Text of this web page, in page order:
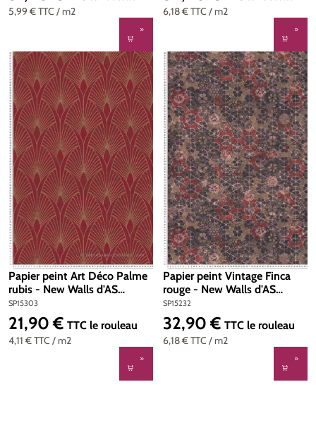
5,99 €TTC / m2 6,18 €TTC / m2
Papier peint Art Déco Palme
rubis - New Walls d'AS
Création | Réf. SP15303
SP15303
4,11 €TTC / m2
Prix régulier :
21,90 € TTC le rouleau
Papier peint Vintage Finca
rouge - New Walls d'AS
Création | Réf. SP15232
SP15232
6,18 €TTC / m2
Prix régulier :
32,90 € TTC le rouleau